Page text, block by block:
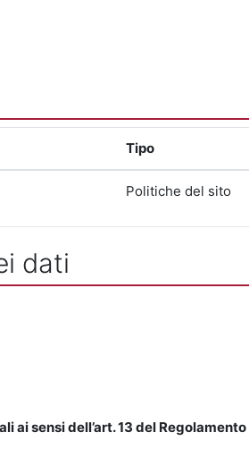
Tipo
Politiche del sito
dati
ai sensi dell’art. 13 del